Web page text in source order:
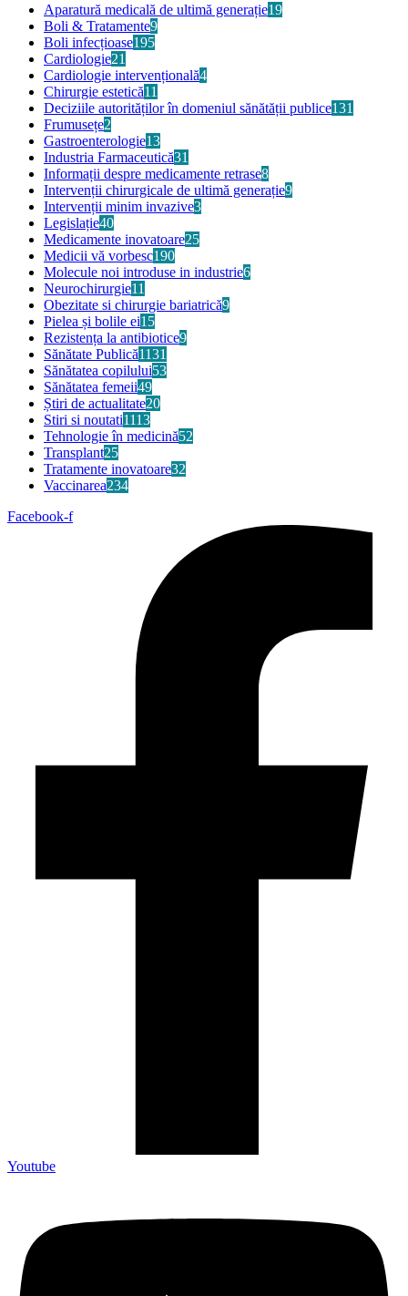
Aparatură medicală de ultimă generație19
Boli & Tratamente9
Boli infecțioase195
Cardiologie21
Cardiologie intervențională4
Chirurgie estetică11
Deciziile autorităților în domeniul sănătății publice131
Frumusețe2
Gastroenterologie13
Industria Farmaceutică31
Informații despre medicamente retrase8
Intervenții chirurgicale de ultimă generație9
Intervenții minim invazive3
Legislație40
Medicamente inovatoare25
Medicii vă vorbesc190
Molecule noi introduse in industrie6
Neurochirurgie11
Obezitate si chirurgie bariatrică9
Pielea și bolile ei15
Rezistența la antibiotice9
Sănătate Publică1131
Sănătatea copilului53
Sănătatea femeii49
Știri de actualitate20
Stiri si noutati1113
Tehnologie în medicină52
Transplant25
Tratamente inovatoare32
Vaccinarea234
Facebook-f
Youtube